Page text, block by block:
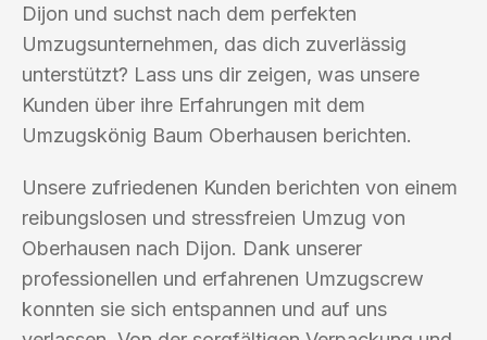
Dijon und suchst nach dem perfekten
Umzugsunternehmen, das dich zuverlässig
unterstützt? Lass uns dir zeigen, was unsere
Kunden über ihre Erfahrungen mit dem
Umzugskönig Baum Oberhausen berichten.
Unsere zufriedenen Kunden berichten von einem
reibungslosen und stressfreien Umzug von
Oberhausen nach Dijon. Dank unserer
professionellen und erfahrenen Umzugscrew
konnten sie sich entspannen und auf uns